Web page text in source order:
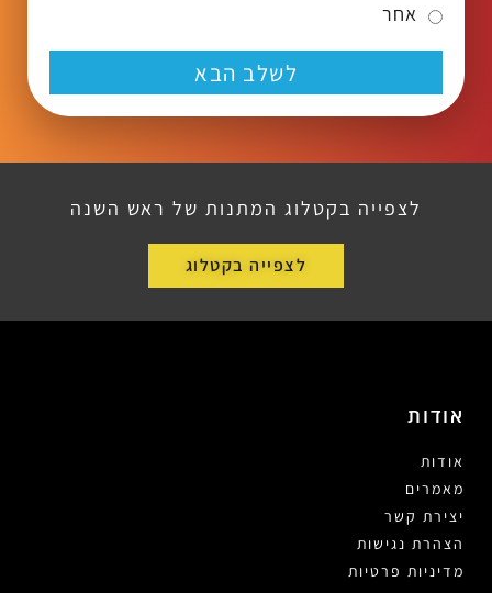
אחר
לשלב הבא
לצפייה בקטלוג המתנות של ראש השנה
לצפייה בקטלוג
אודות
אודות
מאמרים
יצירת קשר
הצהרת נגישות
מדיניות פרטיות